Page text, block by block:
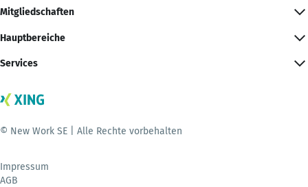
Mitgliedschaften
Hauptbereiche
Services
© New Work SE | Alle Rechte vorbehalten
Impressum
AGB